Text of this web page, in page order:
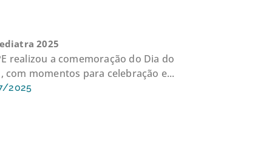
2025
realizou a comemoração do Dia do
com momentos para celebração e...
2025